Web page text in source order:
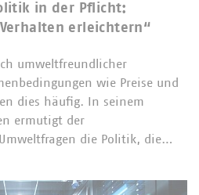
in der Pflicht:
erleichtern“
umweltfreundlicher
wie Preise und
dies häufig. In seinem
ermutigt der
die Politik, die…